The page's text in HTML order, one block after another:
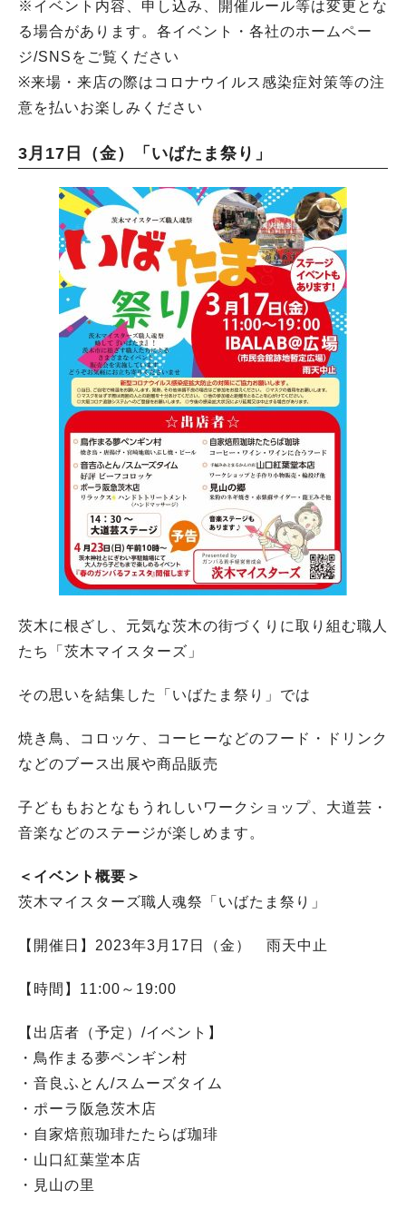
※イベント内容、申し込み、開催ルール等は変更とな
る場合があります。各イベント・各社のホームペー
ジ/SNSをご覧ください
※来場・来店の際はコロナウイルス感染症対策等の注
意を払いお楽しみください
3月17日（金）「いばたま祭り」
茨木に根ざし、元気な茨木の街づくりに取り組む職人
たち「茨木マイスターズ」
その思いを結集した「いばたま祭り」では
焼き鳥、コロッケ、コーヒーなどのフード・ドリンク
などのブース出展や商品販売
子どももおとなもうれしいワークショップ、大道芸・
音楽などのステージが楽しめます。
＜イベント概要＞
茨木マイスターズ職人魂祭「いばたま祭り」
【開催日】2023年3月17日（金） 雨天中止
【時間】11:00～19:00
【出店者（予定）/イベント】
・鳥作まる夢ペンギン村
・音良ふとん/スムーズタイム
・ポーラ阪急茨木店
・自家焙煎珈琲たたらば珈琲
・山口紅葉堂本店
・見山の里